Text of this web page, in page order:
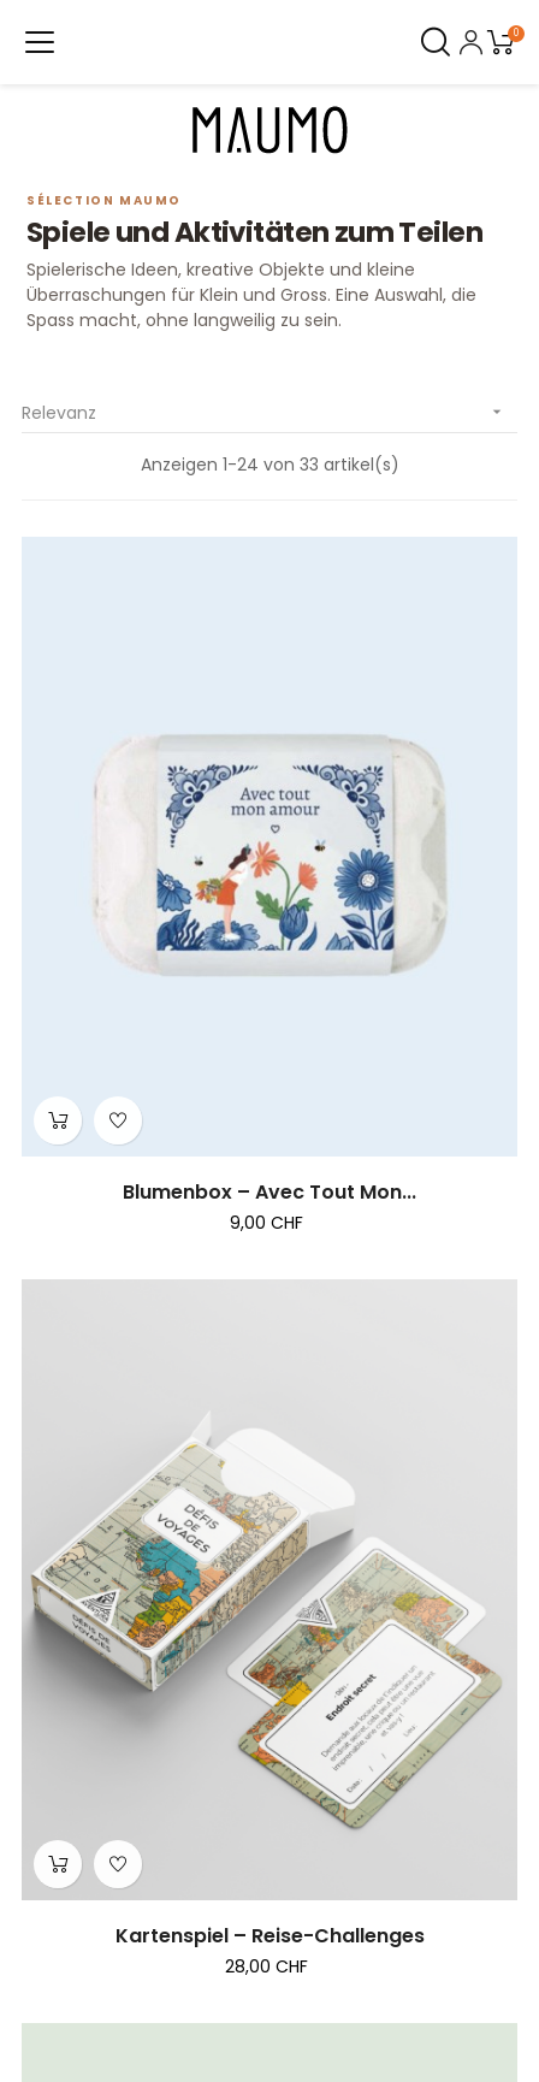
0
SÉLECTION MAUMO
Spiele und Aktivitäten zum Teilen
Spielerische Ideen, kreative Objekte und kleine
Überraschungen für Klein und Gross. Eine Auswahl, die
Spass macht, ohne langweilig zu sein.
Relevanz 
Anzeigen 1-24 von 33 artikel(s)
Blumenbox – Avec Tout Mon...
9,00 CHF
Kartenspiel – Reise-Challenges
28,00 CHF